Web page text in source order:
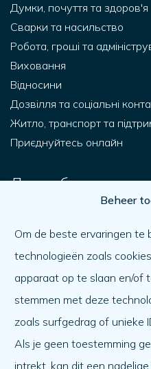
Beheer
Om de beste ervaringen te
technologieën zoals
apparaat op te slaan en/of
stemmen met deze
zoals surfgedrag of unieke
Als je geen toestemming
intrekt, kan dit een
Думки, почуття та здоров'я
Сварки та насильство
Робота, гроші та
Виховання
Відносини
Дозвілля та соціальні
Житло, транспорт та
Приєднуйтесь онлайн
Для тебе.
Як я можу отримати
Допомагаючи іншому
Порядок денний
Про нас
Працюю в